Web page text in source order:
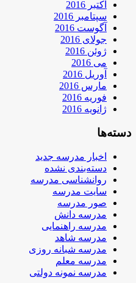
اکتبر 2016
سپتامبر 2016
آگوست 2016
جولای 2016
ژوئن 2016
می 2016
آوریل 2016
مارس 2016
فوریه 2016
ژانویه 2016
دسته‌ها
اخبار مدرسه جدید
دسته‌بندی نشده
روانشناسی مدرسه
سایت مدرسه
صور مدرسه
مدرسه دانش
مدرسه راهنمایی
مدرسه شاهد
مدرسه شبانه روزی
مدرسه معلم
مدرسه نمونه دولتی